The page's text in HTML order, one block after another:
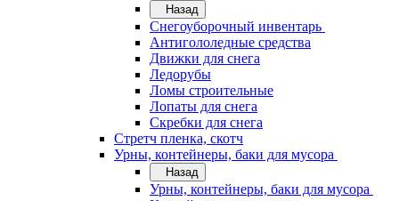
Назад
Снегоуборочный инвентарь
Антигололедные средства
Движки для снега
Ледорубы
Ломы строительные
Лопаты для снега
Скребки для снега
Стретч пленка, скотч
Урны, контейнеры, баки для мусора
Назад
Урны, контейнеры, баки для мусора